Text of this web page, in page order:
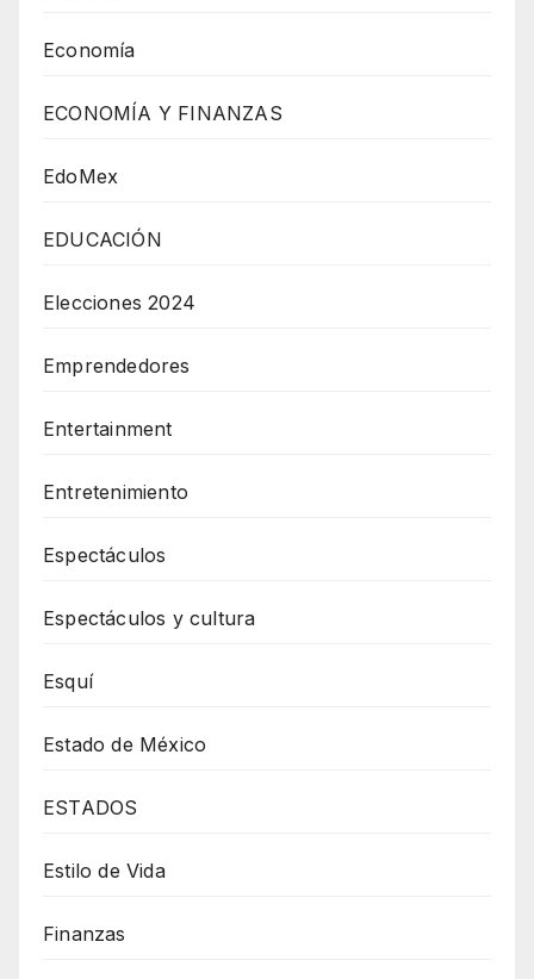
Economía
ECONOMÍA Y FINANZAS
EdoMex
EDUCACIÓN
Elecciones 2024
Emprendedores
Entertainment
Entretenimiento
Espectáculos
Espectáculos y cultura
Esquí
Estado de México
ESTADOS
Estilo de Vida
Finanzas